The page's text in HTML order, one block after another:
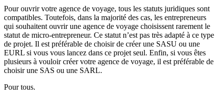
Pour ouvrir votre agence de voyage, tous les statuts juridiques sont
compatibles. Toutefois, dans la majorité des cas, les entrepreneurs
qui souhaitent ouvrir une agence de voyage choisissent rarement le
statut de micro-entrepreneur. Ce statut n’est pas très adapté à ce type
de projet. Il est préférable de choisir de créer une SASU ou une
EURL si vous vous lancez dans ce projet seul. Enfin, si vous êtes
plusieurs à vouloir créer votre agence de voyage, il est préférable de
choisir une SAS ou une SARL.
Pour tous.